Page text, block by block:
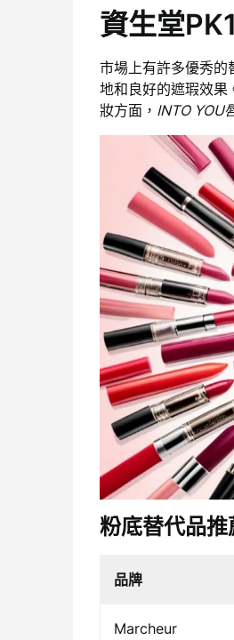
資生堂
市場上有許多優秀的
地和良好的遮瑕效果
妝方面， INTO YOU
粉底替代品推
品牌
Marcheur